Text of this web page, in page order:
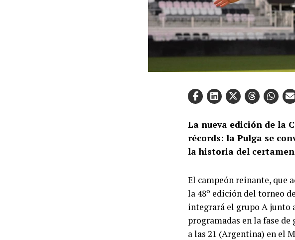
La nueva edición de la
récords: la Pulga se
la historia del
El campeón reinante, que
la 48º edición del torneo
integrará el grupo A junto
programadas en la fase
a las 21 (Argentina) en el